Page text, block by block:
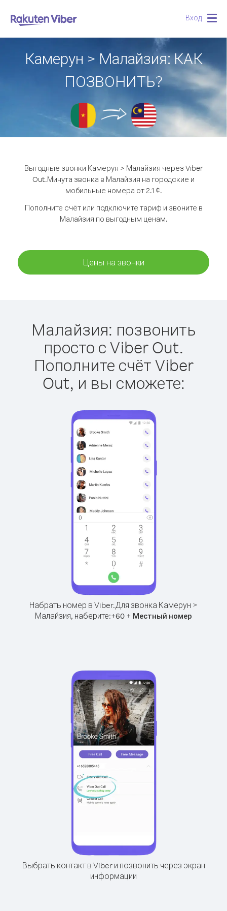
Вход
Камерун > Малайзия: КАК
ПОЗВОНИТЬ?
Выгодные звонки Камерун > Малайзия через Viber
Out.Минута звонка в Малайзия на городские и
мобильные номера от 2.1 ¢.
Пополните счёт или подключите тариф и звоните в
Малайзия по выгодным ценам.
Цены на звонки
Малайзия: позвонить
просто с Viber Out.
Пополните счёт Viber
Out, и вы сможете:
Набрать номер в Viber.Для звонка Камерун >
Малайзия, наберите:+60 + Местный номер
Выбрать контакт в Viber и позвонить через экран
информации